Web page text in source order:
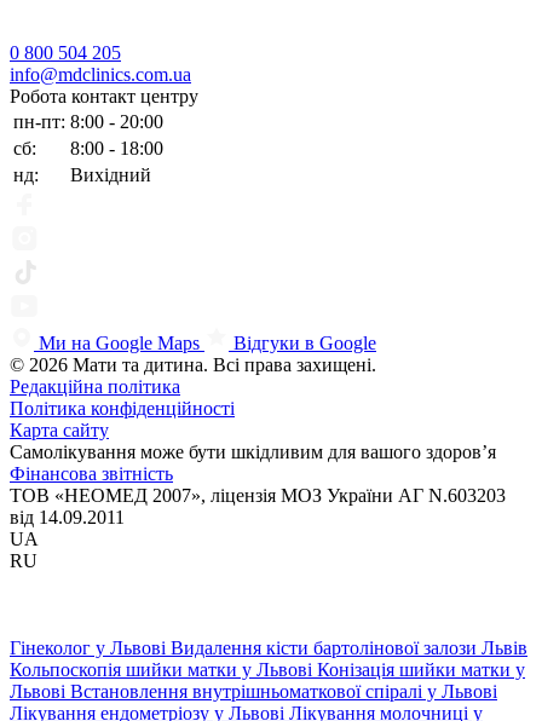
0 800 504 205
info@mdclinics.com.ua
Робота контакт центру
пн-пт: 8:00 - 20:00
сб:
8:00 - 18:00
нд:
Вихідний
Ми на Google Maps
Відгуки в Google
© 2026 Мати та дитина. Всі права захищені.
Редакційна політика
Політика конфіденційності
Карта сайту
Самолікування може бути шкідливим для вашого здоров’я
Фінансова звітність
ТОВ «НЕОМЕД 2007», ліцензія МОЗ України АГ N.603203
від 14.09.2011
UA
RU
Гінеколог у Львові Видалення кісти бартолінової залози Львів
Кольпоскопія шийки матки у Львові Конізація шийки матки у
Львові Встановлення внутрішньоматкової спіралі у Львові
Лікування ендометріозу у Львові Лікування молочниці у